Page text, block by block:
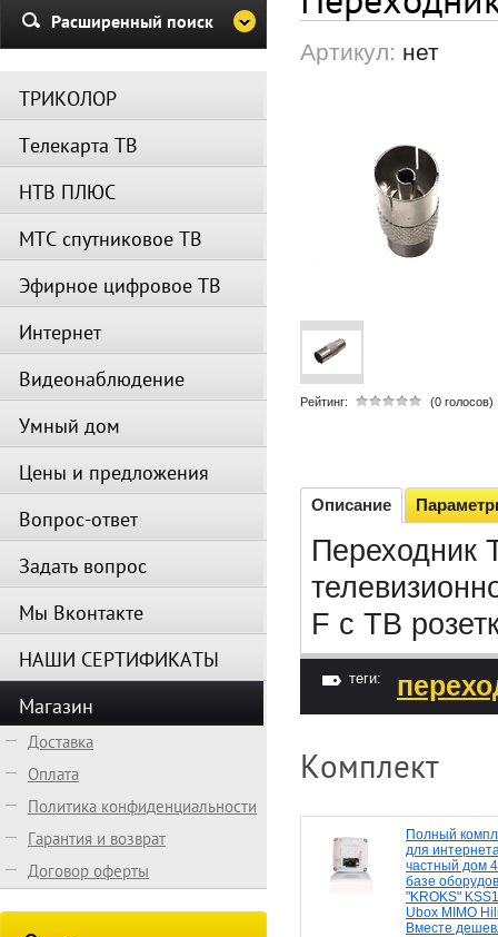
Убедительная просьба в
каналов и не перезагружать
автоматически по завершении
профилактических работ.
Артикул: нет
Рейтинг: (0 голосов)
Описание
Переходник
F с ТВ
теги:
Комплект
Полный
для
частный дом
базе
"KROKS"
Ubox MIMO
Вместе
Расширенный поиск
ТРИКОЛОР
Телекарта ТВ
НТВ ПЛЮС
МТС спутниковое ТВ
Эфирное цифровое ТВ
Интернет
Видеонаблюдение
Умный дом
Цены и предложения
Вопрос-ответ
Задать вопрос
Мы Вконтакте
НАШИ СЕРТИФИКАТЫ
Магазин
Доставка
Оплата
Политика конфиденциальности
Гарантия и возврат
Договор оферты